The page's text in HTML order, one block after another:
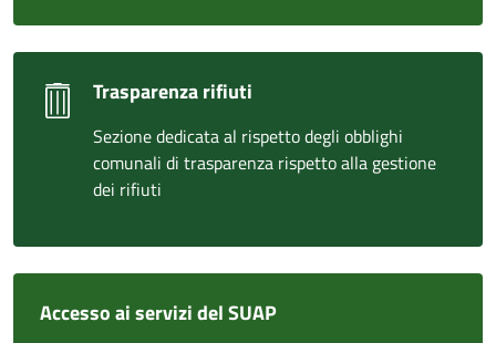
Trasparenza rifiuti
Sezione dedicata al rispetto degli obblighi
comunali di trasparenza rispetto alla gestione
dei rifiuti
Accesso ai servizi del SUAP